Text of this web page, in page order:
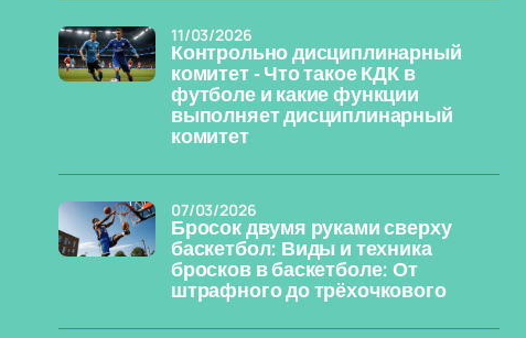
Контрольно дисциплинарный
комитет - Что такое КДК в
футболе и какие функции
выполняет дисциплинарный
комитет
11/03/2026
Бросок двумя руками сверху
баскетбол: Виды и техника
бросков в баскетболе: От
штрафного до трёхочкового
07/03/2026